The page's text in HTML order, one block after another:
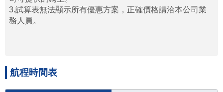
3.試算表無法顯示所有優惠方案，正確價格請洽本公司業
務人員。
航程時間表